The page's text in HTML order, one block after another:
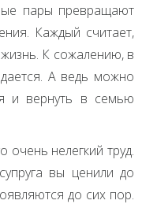
пары превращают
Каждый считает,
К сожалению, в
А ведь можно
и вернуть в семью
нелегкий труд.
вы ценили до
до сих пор.